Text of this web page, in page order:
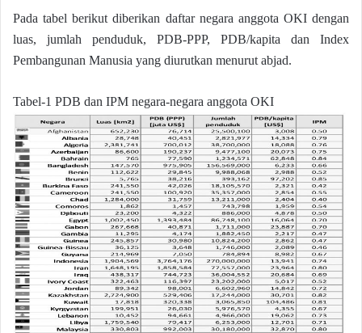
Pada tabel berikut diberikan daftar negara anggota OKI dengan
luas, jumlah penduduk, PDB-PPP, PDB/kapita dan Index
Pembangunan Manusia yang diurutkan menurut abjad.
Tabel-1 PDB dan IPM negara-negara anggota OKI